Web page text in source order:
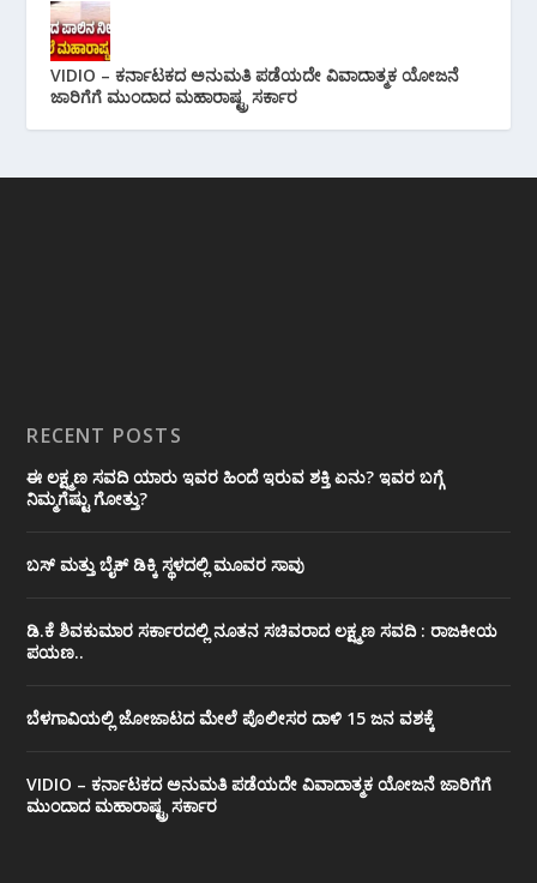
VIDIO – ಕರ್ನಾಟಕದ ಅನುಮತಿ ಪಡೆಯದೇ ವಿವಾದಾತ್ಮಕ ಯೋಜನೆ
ಜಾರಿಗೆಗೆ ಮುಂದಾದ ಮಹಾರಾಷ್ಟ್ರ ಸರ್ಕಾರ
RECENT POSTS
ಈ ಲಕ್ಷ್ಮಣ ಸವದಿ ಯಾರು ಇವರ ಹಿಂದೆ ಇರುವ ಶಕ್ತಿ ಏನು? ಇವರ ಬಗ್ಗೆ
ನಿಮ್ಮಗೆಷ್ಟು ಗೋತ್ತು?
ಬಸ್ ಮತ್ತು ಬೈಕ್ ಡಿಕ್ಕಿ ಸ್ಥಳದಲ್ಲಿ ಮೂವರ ಸಾವು
ಡಿ.ಕೆ ಶಿವಕುಮಾರ ಸರ್ಕಾರದಲ್ಲಿ ನೂತನ ಸಚಿವರಾದ ಲಕ್ಷ್ಮಣ ಸವದಿ : ರಾಜಕೀಯ
ಪಯಣ..
ಬೆಳಗಾವಿಯಲ್ಲಿ ಜೋಜಾಟದ ಮೇಲೆ ಪೊಲೀಸರ ದಾಳಿ 15 ಜನ ವಶಕ್ಕೆ
VIDIO – ಕರ್ನಾಟಕದ ಅನುಮತಿ ಪಡೆಯದೇ ವಿವಾದಾತ್ಮಕ ಯೋಜನೆ ಜಾರಿಗೆಗೆ
ಮುಂದಾದ ಮಹಾರಾಷ್ಟ್ರ ಸರ್ಕಾರ